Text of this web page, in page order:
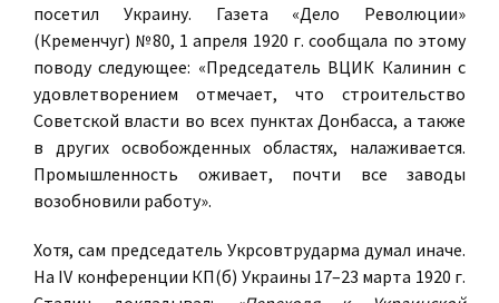
посетил Украину. Газета «Дело Революции»
(Кременчуг) №80, 1 апреля 1920 г. сообщала по этому
поводу следующее: «Председатель ВЦИК Калинин с
удовлетворением отмечает, что строительство
Советской власти во всех пунктах Донбасса, а также
в других освобожденных областях, налаживается.
Промышленность оживает, почти все заводы
возобновили работу».
Хотя, сам председатель Укрсовтрударма думал иначе.
На IV конференции КП(б) Украины 17–23 марта 1920 г.